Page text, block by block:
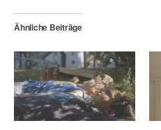
Ähnliche Beiträge